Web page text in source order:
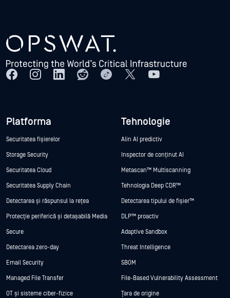
Platforma
Securitatea fișierelor
Storage Security
Securitatea Cloud
Securitatea Supply Chain
Detectarea și răspunsul la rețea
Protecție periferică și detașabilă Media
Secure
Detectarea zero-day
Email Security
Managed File Transfer
OT și sisteme ciber-fizice
Tehnologie
Alin AI predictiv
Inspector de conținut AI
Metascan™ Multiscanning
Tehnologia Deep CDR™
Detectarea tipului de fișier™
DLP™ proactiv
Adaptive Sandbox
Threat Intelligence
SBOM
File-Based Vulnerability Assessment
Țara de origine